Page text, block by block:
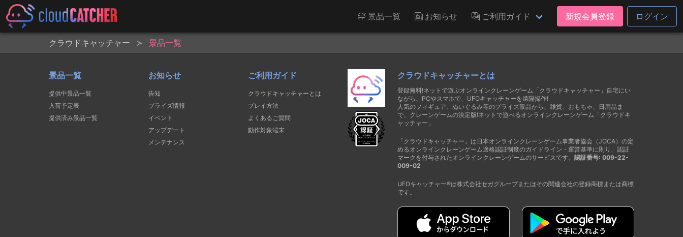
景品一覧 お知らせ ご利用ガイド 新規会員登録 ログイン
クラウドキャッチャー 景品一覧
景品一覧
提供中景品一覧
入荷予定表
提供済み景品一覧
お知らせ
告知
プライズ情報
イベント
アップデート
メンテナンス
ご利用ガイド
クラウドキャッチャーとは
プレイ方法
よくあるご質問
動作対象端末
クラウドキャッチャーとは
登録無料!ネットで遊ぶオンラインクレーンゲーム「クラウドキャッチャー」自宅にい
ながら、PCやスマホで、UFOキャッチャーを遠隔操作!
人気のフィギュア、ぬいぐるみ等のプライズ景品から、雑貨、おもちゃ、日用品ま
で、クレーンゲームの決定版!ネットで遊べるオンラインクレーンゲーム「クラウドキ
ャッチャー」
「クラウドキャッチャー」は日本オンラインクレーンゲーム事業者協会（JOCA）の定
めるオンラインクレーンゲーム適格認証制度のガイドライン・運営基準に則り、認証
マークを付与されたオンラインクレーンゲームのサービスです。 認証番号: 009-22-
009-02
UFOキャッチャー®は株式会社セガグループまたはその関連会社の登録商標または商標
です。